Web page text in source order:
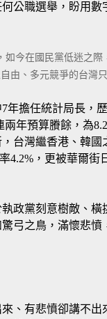
公職選舉，盼用數
今在國民黨低迷之
由、多元競爭的台灣
年擔任統計局長，
年預算賸餘，為
台灣繼香港、韓國
4.2%，更被華爾
政黨刻意樹敵、
弓之鳥，滿懷悲
、有悲憤卻講不